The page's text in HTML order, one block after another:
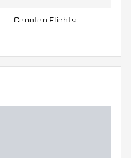
Gegoten Flights